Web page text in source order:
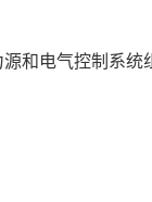
和电气控制系统